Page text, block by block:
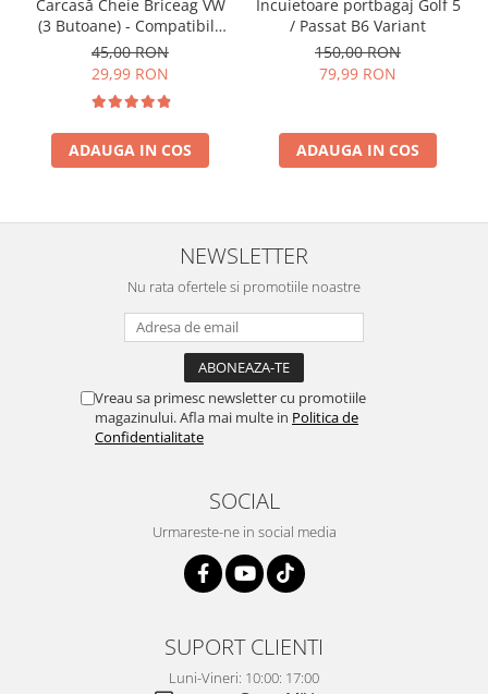
Carcasă Cheie Briceag VW
(3 Butoane) - Compatibilă
Golf 5, Jetta, Touran etc
45,00 RON
29,99 RON
ADAUGA IN COS
Incuietoare portbagaj Golf 5
/ Passat B6 Variant
150,00 RON
79,99 RON
ADAUGA IN COS
NEWSLETTER
Nu rata ofertele si promotiile noastre
Vreau sa primesc newsletter cu promotiile
magazinului. Afla mai multe in Politica de
Confidentialitate
SOCIAL
Urmareste-ne in social media
SUPORT CLIENTI
Luni-Vineri: 10:00: 17:00